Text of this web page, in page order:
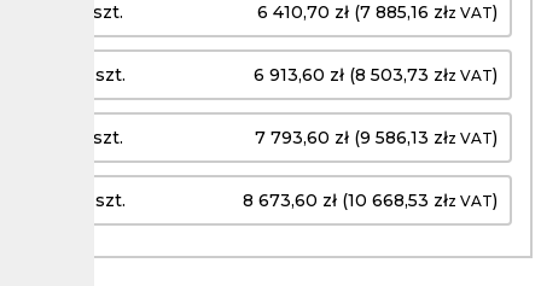
2500 szt. 6 410,70 zł (7 885,16 złz VAT)
3000 szt. 6 913,60 zł (8 503,73 złz VAT)
3500 szt. 7 793,60 zł (9 586,13 złz VAT)
4000 szt. 8 673,60 zł (10 668,53 złz VAT)